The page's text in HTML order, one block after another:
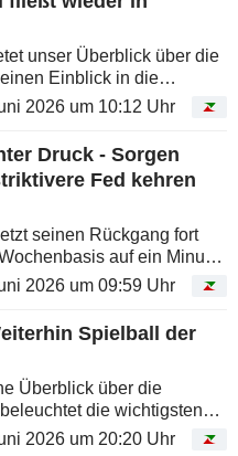
unser Überblick über die
Einblick in die
bei Energie,
besser einordnen zu...
2026 um 10:12 Uhr
Druck - Sorgen
Fed kehren
seinen Rückgang fort
auf ein Minus
Die Märkte werden erneut
2026 um 09:59 Uhr
Spielball der
Überblick über die
die wichtigsten
Energie, Metallen und
2026 um 20:20 Uhr